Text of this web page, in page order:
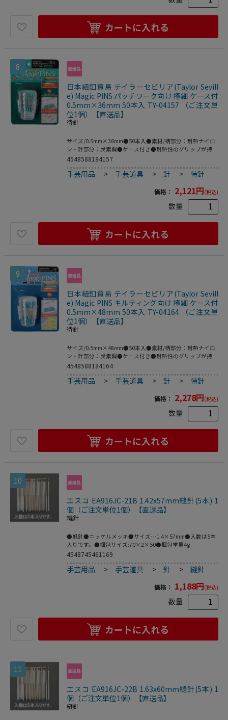
ーイング・キルト製品を開発しているメーカーです。徹底し
た研究開発とともに熟練した縫製士やキルターによるテスト
と承認を経て開発された製品は、135を超える特許を取得し
人間工学に基づき、高品質かつ高性能です。テイラー・セビ
リア製品をお試しいただき、その マジック をご自身でお確
カートに入れる
8
日本紐釦貿易 テイラーセビリア(Taylor Sevill
e) Magic PINS パッチワーク向け 極細 ケース付
0.5mm×36mm 50本入 TY-04157 （ご注文単
位1個）【直送品】
待針
サイズ/0.5mm×36mm●50本入●素材/柄部分：耐熱ナイロ
ン・針部分：炭素鋼●ケース付き●耐熱性のグリップが持ち
やすく刺しやすい待ち針「Magic PINS」。アイロンの熱で溶
です。グリップ部分も長いので刺しやすく抜きやすいです。
ークに最適です。●サイズ/0.5mm×36mm●素材/柄部分：
耐熱ナイロン・針部分：炭素鋼●50本入り●ケース付きテ
イラー・セビリアはアメリカのイリノイ州で1991年創業し
た、ユニークで革新的なソーイング・キルト製品を開発して
いるメーカーです。徹底した研究開発とともに熟練した縫製
士やキルターによるテストと承認を経て開発された製品は、
135を超える特許を取得し人間工学に基づき、高品質かつ高
性能です。テイラー・セビリア製品をお試しいただき、その
4548588184157
手芸用品 > 手芸道具 >針 > 待針
価格： 2,121円(税込)
数量
カートに入れる
9
日本紐釦貿易 テイラーセビリア(Taylor Sevill
e) Magic PINS キルティング向け 極細 ケース付
0.5mm×48mm 50本入 TY-04164 （ご注文単
位1個）【直送品】
待針
サイズ/0.5mm×48mm●50本入●素材/柄部分：耐熱ナイロ
ン・針部分：炭素鋼●ケース付き●耐熱性のグリップが持ち
やすく刺しやすい待ち針「Magic PINS」。アイロンの熱で溶
です。グリップ部分も長いので刺しやすく抜きやすいです。
最適です。●サイズ/0.5mm×48mm●素材/柄部分：耐熱ナ
イロン・針部分：炭素鋼●50本入り●ケース付きテイラ
ー・セビリアはアメリカのイリノイ州で1991年創業した、
ユニークで革新的なソーイング・キルト製品を開発している
メーカーです。徹底した研究開発とともに熟練した縫製士や
キルターによるテストと承認を経て開発された製品は、135
を超える特許を取得し人間工学に基づき、高品質かつ高性能
です。テイラー・セビリア製品をお試しいただき、その マジ
4548588184164
手芸用品 > 手芸道具 >針 > 待針
価格： 2,278円(税込)
数量
カートに入れる
10
エスコ EA916JC-21B 1.42x57mm縫針(5本) 1
個（ご注文単位1個）【直送品】
縫針
●帆針●ニッケルメッキ●サイズ…1.4×57mm●入数は5本
入りです。●梱包サイズ:70×2×50●梱包重量4g
4548745461169
手芸用品 > 手芸道具 >針 >縫針
価格： 1,188円(税込)
数量
カートに入れる
11
エスコ EA916JC-22B 1.63x60mm縫針(5本) 1
個（ご注文単位1個）【直送品】
縫針